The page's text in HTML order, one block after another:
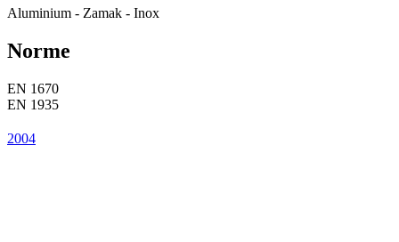
Aluminium - Zamak - Inox
Norme
EN 1670
EN 1935
2004